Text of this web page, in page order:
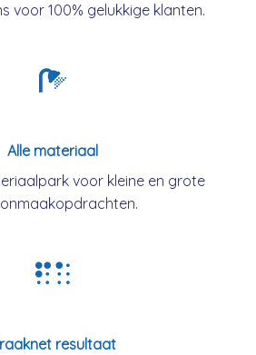
voor 100% gelukkige klanten.
Alle materiaal
voor kleine en grote
resultaat